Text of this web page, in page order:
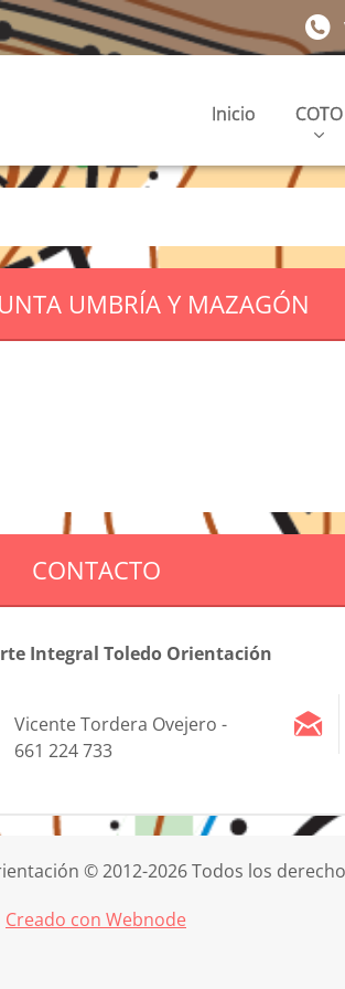
Inicio COTO
UMBRÍA Y MAZAGÓN
CONTACTO
Integral Toledo Orientación
Vicente Tordera Ovejero -
661 224 733
© 2012-2026 Todos los
Creado con Webnode